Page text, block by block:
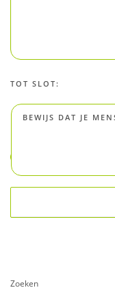
TOT SLOT:
BEWIJS DAT JE
Zoeken